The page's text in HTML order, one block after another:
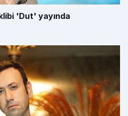
'Dut' yayında